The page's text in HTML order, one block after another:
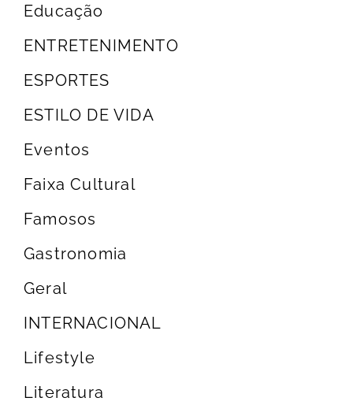
Educação
ENTRETENIMENTO
ESPORTES
ESTILO DE VIDA
Eventos
Faixa Cultural
Famosos
Gastronomia
Geral
INTERNACIONAL
Lifestyle
Literatura